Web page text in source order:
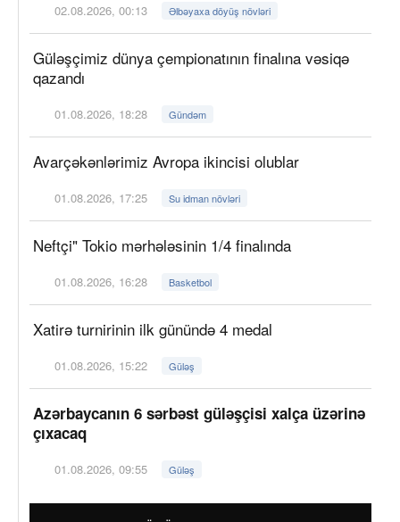
02.08.2026, 00:13 Əlbəyaxa döyüş növləri
Güləşçimiz dünya çempionatının finalına vəsiqə
qazandı
01.08.2026, 18:28 Gündəm
Avarçəkənlərimiz Avropa ikincisi olublar
01.08.2026, 17:25 Su idman növləri
Neftçi" Tokio mərhələsinin 1/4 finalında
01.08.2026, 16:28 Basketbol
Xatirə turnirinin ilk günündə 4 medal
01.08.2026, 15:22 Güləş
Azərbaycanın 6 sərbəst güləşçisi xalça üzərinə
çıxacaq
01.08.2026, 09:55 Güləş